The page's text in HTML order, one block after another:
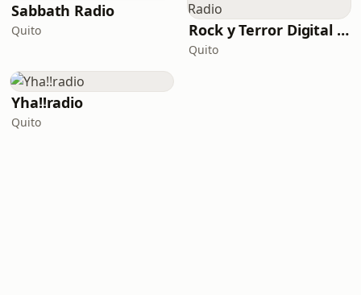
Sabbath Radio
Quito Rock y Terror Digital Radio
Quito
Yha!!radio
Quito